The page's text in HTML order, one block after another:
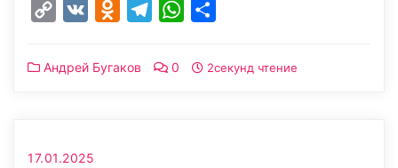
Copy
VK Odnoklassniki
TelegramWhatsApp
Андрей Бугаков 0 2секунд чтение
17.01.2025